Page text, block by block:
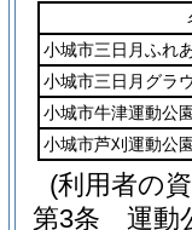
小城市三日月ふれ
小城市三日月グラ
小城市牛津運動公
小城市芦刈運動公
(利用者の
第3条
運動